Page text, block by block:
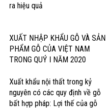
ra hiệu quả
XUẤT NHẬP KHẨU GỖ VÀ SẢN
PHẨM GỖ CỦA VIỆT NAM
TRONG QUÝ I NĂM 2020
Xuất khẩu nội thất trong kỷ
nguyên có các quy định về gỗ
bất hợp pháp: Lợi thế của gỗ